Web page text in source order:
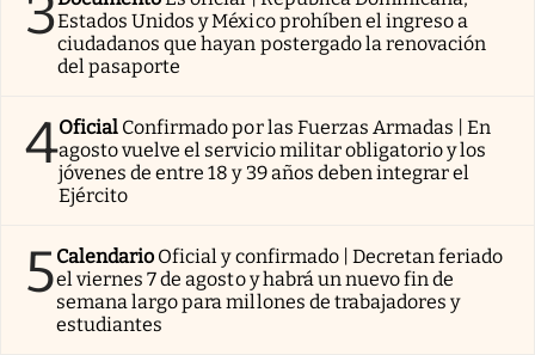
3Estados Unidos y México prohíben el ingreso a
ciudadanos que hayan postergado la renovación
del pasaporte
4Oficial Confirmado por las Fuerzas Armadas | En
agosto vuelve el servicio militar obligatorio y los
jóvenes de entre 18 y 39 años deben integrar el
Ejército
5Calendario Oficial y confirmado | Decretan feriado
el viernes 7 de agosto y habrá un nuevo fin de
semana largo para millones de trabajadores y
estudiantes